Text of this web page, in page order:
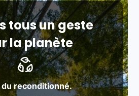
RAEE, RoHS, et du
(bonus réparation)
tous un geste
la planète
du reconditionné.